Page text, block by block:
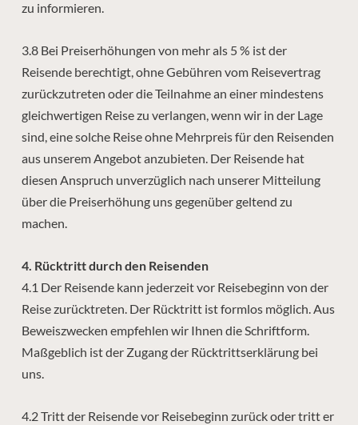
zu informieren.
3.8 Bei Preiserhöhungen von mehr als 5 % ist der
Reisende berechtigt, ohne Gebühren vom Reisevertrag
zurückzutreten oder die Teilnahme an einer mindestens
gleichwertigen Reise zu verlangen, wenn wir in der Lage
sind, eine solche Reise ohne Mehrpreis für den Reisenden
aus unserem Angebot anzubieten. Der Reisende hat
diesen Anspruch unverzüglich nach unserer Mitteilung
über die Preiserhöhung uns gegenüber geltend zu
machen.
4. Rücktritt durch den Reisenden
4.1 Der Reisende kann jederzeit vor Reisebeginn von der
Reise zurücktreten. Der Rücktritt ist formlos möglich. Aus
Beweiszwecken empfehlen wir Ihnen die Schriftform.
Maßgeblich ist der Zugang der Rücktrittserklärung bei
uns.
4.2 Tritt der Reisende vor Reisebeginn zurück oder tritt er